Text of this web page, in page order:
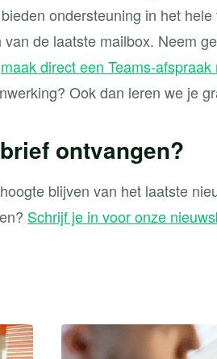
ondersteuning in het
van de laatste mailbox. Neem
maak direct een Teams-
Ook dan leren we je
ontvangen?
blijven van het laatste
Schrijf je in voor onze